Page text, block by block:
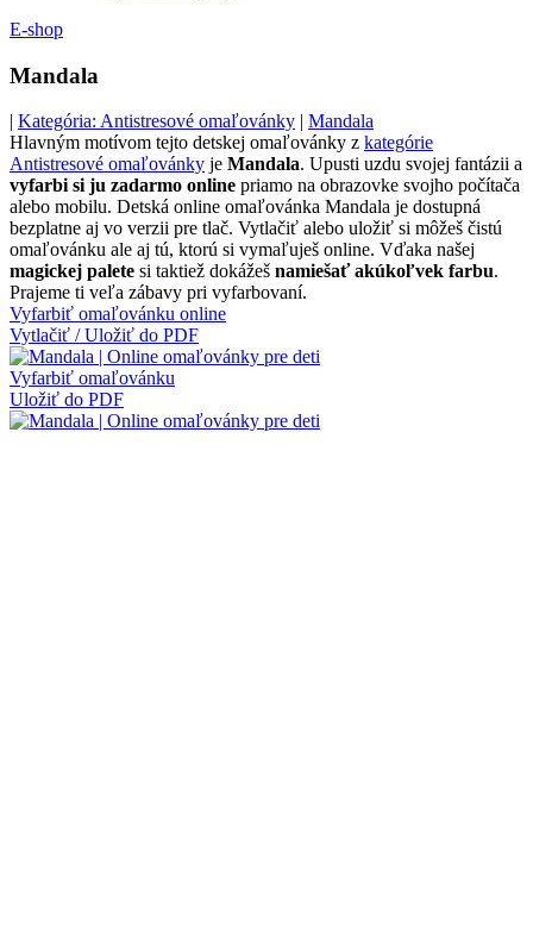
E-shop
Mandala
| Kategória: Antistresové omaľovánky | Mandala
Hlavným motívom tejto detskej omaľovánky z kategórie
Antistresové omaľovánky je Mandala. Upusti uzdu svojej fantázii a
vyfarbi si ju zadarmo online priamo na obrazovke svojho počítača
alebo mobilu. Detská online omaľovánka Mandala je dostupná
bezplatne aj vo verzii pre tlač. Vytlačiť alebo uložiť si môžeš čistú
omaľovánku ale aj tú, ktorú si vymaľuješ online. Vďaka našej
magickej palete si taktiež dokážeš namiešať akúkoľvek farbu.
Prajeme ti veľa zábavy pri vyfarbovaní.
Vyfarbiť omaľovánku online
Vytlačiť / Uložiť do PDF
Vyfarbiť omaľovánku
Uložiť do PDF